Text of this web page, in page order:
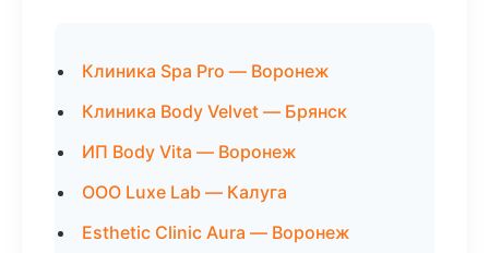
Клиника Spa Pro — Воронеж
Клиника Body Velvet — Брянск
ИП Body Vita — Воронеж
ООО Luxe Lab — Калуга
Esthetic Clinic Aura — Воронеж